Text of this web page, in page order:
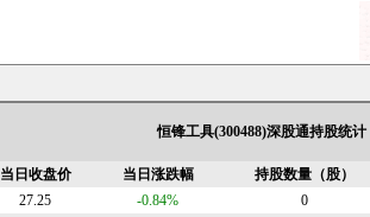
恒锋工具(300488)深股通持股统
当日收盘价 当日涨跌幅 持股数量（股）
27.25 -0.84% 0